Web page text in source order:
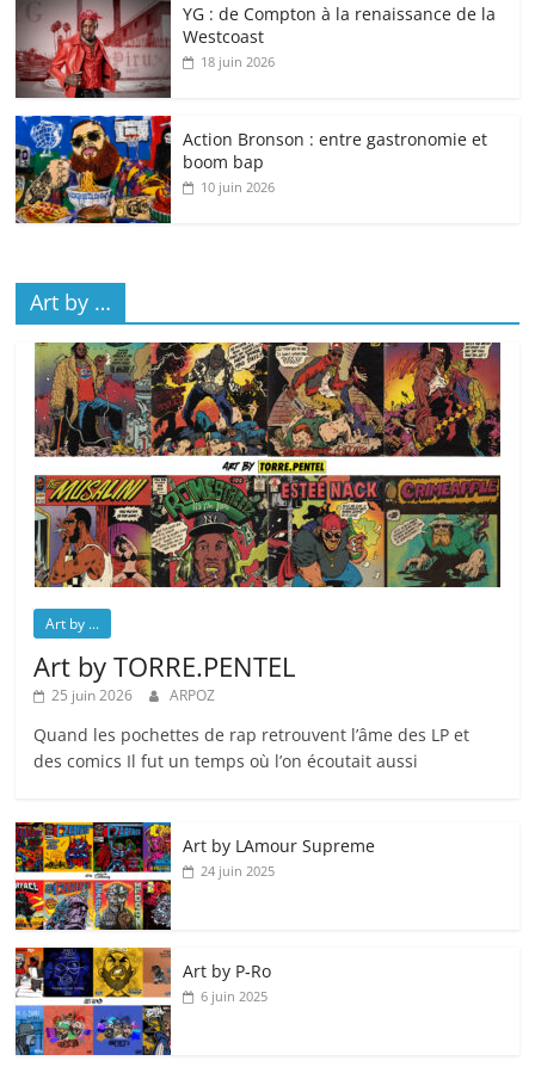
YG : de Compton à la renaissance de la
Westcoast
18 juin 2026
Action Bronson : entre gastronomie et
boom bap
10 juin 2026
Art by …
Art by ...
Art by TORRE.PENTEL
25 juin 2026 ARPOZ
Quand les pochettes de rap retrouvent l’âme des LP et
des comics Il fut un temps où l’on écoutait aussi
Art by LAmour Supreme
24 juin 2025
Art by P‑Ro
6 juin 2025